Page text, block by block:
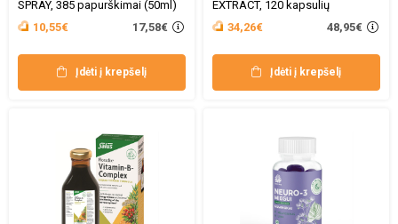
SPRAY, 385 papurškimai (50ml)
10,55€
17,58€
Įdėti į krepšelį
EXTRACT, 120 kapsulių
34,26€
48,95€
Įdėti į krepšelį